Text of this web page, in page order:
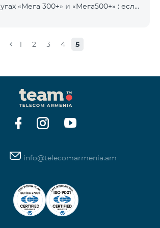
«Мега 300+» и «Мега500+» : если
остаток неиспользованного
1 2 3 4 5
info@telecomarmenia.am